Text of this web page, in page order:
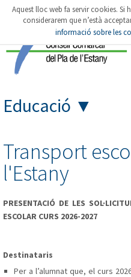
Educació ▼
Transport
l'Estany
PRESENTACIÓ DE LES
ESCOLAR CURS 2026-2027
Destinataris
Per a l’alumnat que, el curs
Aquest lloc web fa servir cookies. Si
considerarem que n’està
informació sobre les